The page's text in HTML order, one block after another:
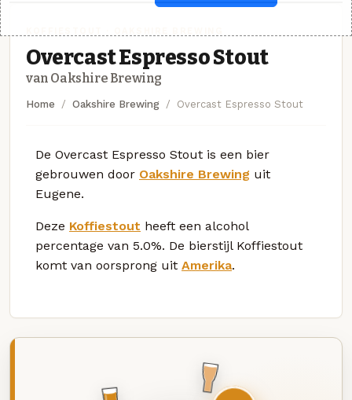
Overcast Espresso Stout
van Oakshire Brewing
Home Oakshire Brewing Overcast Espresso Stout
De Overcast Espresso Stout is een bier
gebrouwen door Oakshire Brewing uit
Eugene.
Deze Koffiestout heeft een alcohol
percentage van 5.0%. De bierstijl Koffiestout
komt van oorsprong uit Amerika.